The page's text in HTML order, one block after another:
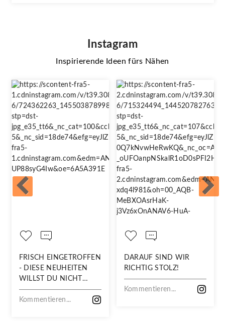
Instagram
Inspirierende Ideen fürs Nähen
FRISCH EINGETROFFEN
- DIESE NEUHEITEN
WILLST DU NICHT
VERPASSEN!
Kommentieren...
DARAUF SIND WIR
RICHTIG STOLZ!
Kommentieren...